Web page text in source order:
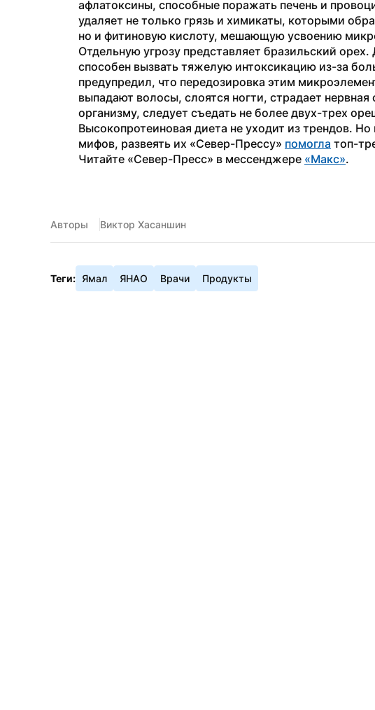
афлатоксины, способные поражать печень и
удаляет не только грязь и химикаты, которыми
но и фитиновую кислоту, мешающую усвоению
Отдельную угрозу представляет бразильский
способен вызвать тяжелую интоксикацию из-за
предупредил, что передозировка этим
выпадают волосы, слоятся ногти, страдает
организму, следует съедать не более двух-трех
Высокопротеиновая диета не уходит из трендов.
мифов, развеять их «Север-Прессу» помогла топ-
Читайте «Север-Пресс» в мессенджере «Макс».
Авторы Виктор Хасаншин
Теги: Ямал ЯНАО Врачи Продукты